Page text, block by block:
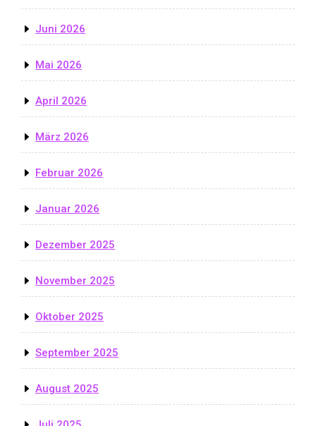
Juni 2026
Mai 2026
April 2026
März 2026
Februar 2026
Januar 2026
Dezember 2025
November 2025
Oktober 2025
September 2025
August 2025